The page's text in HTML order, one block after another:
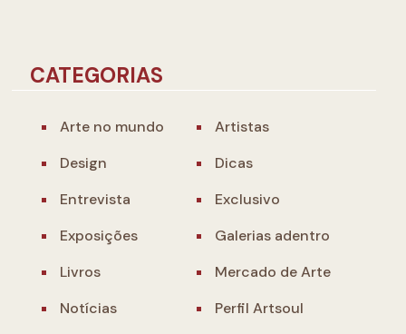
CATEGORIAS
Arte no mundo
Artistas
Design
Dicas
Entrevista
Exclusivo
Exposições
Galerias adentro
Livros
Mercado de Arte
Notícias
Perfil Artsoul